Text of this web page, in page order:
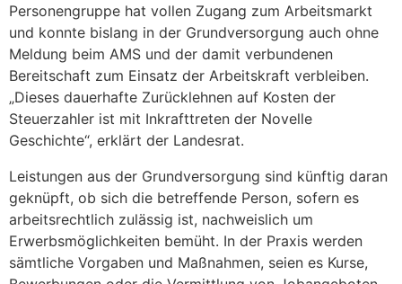
Personengruppe hat vollen Zugang zum Arbeitsmarkt
und konnte bislang in der Grundversorgung auch ohne
Meldung beim AMS und der damit verbundenen
Bereitschaft zum Einsatz der Arbeitskraft verbleiben.
„Dieses dauerhafte Zurücklehnen auf Kosten der
Steuerzahler ist mit Inkrafttreten der Novelle
Geschichte“, erklärt der Landesrat.
Leistungen aus der Grundversorgung sind künftig daran
geknüpft, ob sich die betreffende Person, sofern es
arbeitsrechtlich zulässig ist, nachweislich um
Erwerbsmöglichkeiten bemüht. In der Praxis werden
sämtliche Vorgaben und Maßnahmen, seien es Kurse,